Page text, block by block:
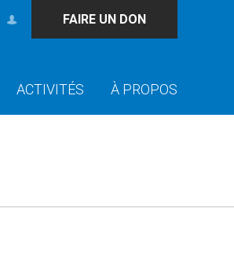
FAIRE UN DON
ACTIVITÉS À PROPOS